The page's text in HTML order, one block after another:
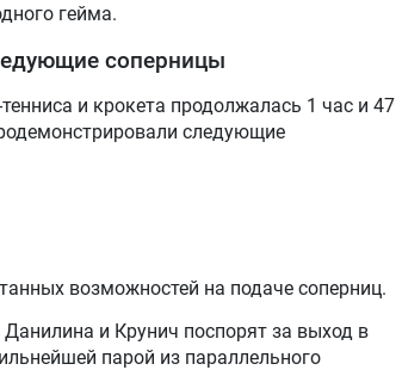
гейма.
соперницы
и крокета продолжалась 1 час и 47
следующие
возможностей на подаче соперниц.
и Крунич поспорят за выход в
парой из параллельного